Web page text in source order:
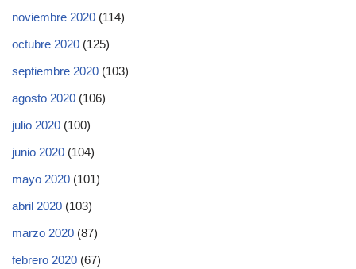
noviembre 2020 (114)
octubre 2020 (125)
septiembre 2020 (103)
agosto 2020 (106)
julio 2020 (100)
junio 2020 (104)
mayo 2020 (101)
abril 2020 (103)
marzo 2020 (87)
febrero 2020 (67)